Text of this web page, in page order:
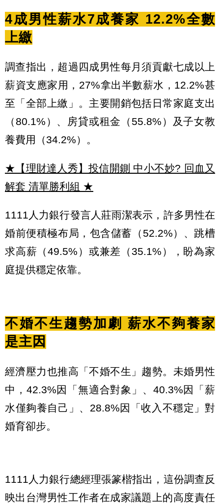
4成男性薪水7成養家 12.2%全數
上繳
調查指出，超過四成男性每月須貢獻七成以上
薪資支應家用，27%拿出半數薪水，12.2%甚
至「全部上繳」。主要開銷包括日常家庭支出
（80.1%）、房貸或租金（55.8%）及子女教
養費用（34.2%）。
★【理財達人秀】投信開鍘 中小不妙? 回血又
解套 清單勝利組 ★
1111人力銀行發言人莊雨潔表示，許多男性在
婚前便積極布局，包含儲蓄（52.2%）、跳槽
求高薪（49.5%）或兼差（35.1%），盼為家
庭提供穩定依靠。
不婚不生趨勢加劇 薪水不夠養家
是主因
經濟壓力也推高「不婚不生」趨勢。未婚男性
中，42.3%因「無適合對象」、40.3%因「薪
水僅夠養自己」、28.8%因「收入不穩定」對
婚育卻步。
1111人力銀行總經理張篆楷指出，這份調查反
映出台灣男性工作者在成家議題上的高度責任